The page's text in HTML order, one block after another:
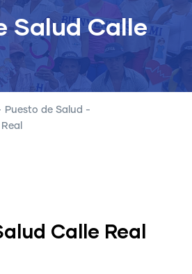
Salud Calle
Puesto de Salud -
Calle Real